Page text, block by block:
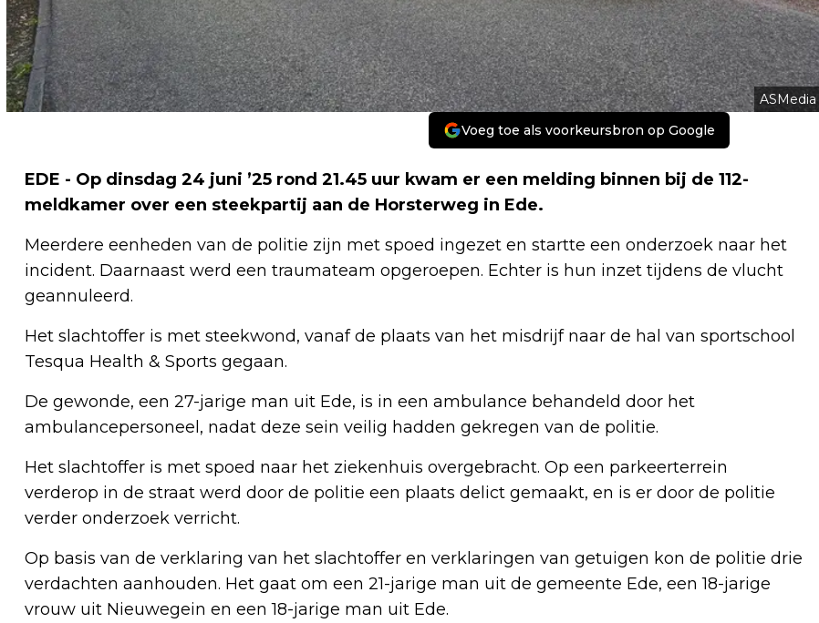
ASMedia
Voeg toe als voorkeursbron op Google
EDE - Op dinsdag 24 juni ’25 rond 21.45 uur kwam er een melding binnen bij de 112-
meldkamer over een steekpartij aan de Horsterweg in Ede.
Meerdere eenheden van de politie zijn met spoed ingezet en startte een onderzoek naar het
incident. Daarnaast werd een traumateam opgeroepen. Echter is hun inzet tijdens de vlucht
geannuleerd.
Het slachtoffer is met steekwond, vanaf de plaats van het misdrijf naar de hal van sportschool
Tesqua Health & Sports gegaan.
De gewonde, een 27-jarige man uit Ede, is in een ambulance behandeld door het
ambulancepersoneel, nadat deze sein veilig hadden gekregen van de politie.
Het slachtoffer is met spoed naar het ziekenhuis overgebracht. Op een parkeerterrein
verderop in de straat werd door de politie een plaats delict gemaakt, en is er door de politie
verder onderzoek verricht.
Op basis van de verklaring van het slachtoffer en verklaringen van getuigen kon de politie drie
verdachten aanhouden. Het gaat om een 21-jarige man uit de gemeente Ede, een 18-jarige
vrouw uit Nieuwegein en een 18-jarige man uit Ede.